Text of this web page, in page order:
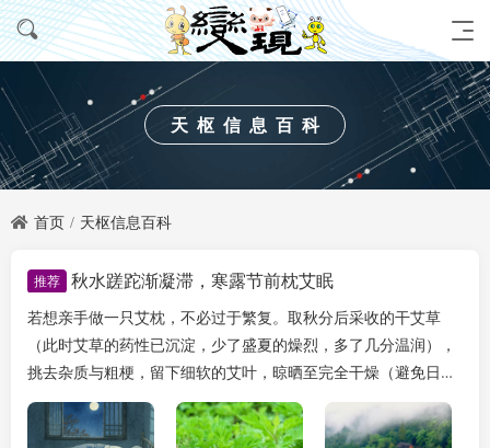
天枢信息百科
首页 天枢信息百科
推荐 秋水蹉跎渐凝滞，寒露节前枕艾眠
若想亲手做一只艾枕，不必过于繁复。取秋分后采收的干艾草
（此时艾草的药性已沉淀，少了盛夏的燥烈，多了几分温润），
挑去杂质与粗梗，留下细软的艾叶，晾晒至完全干燥（避免日后
受潮发霉），再混合少量晒干的陈皮或薰衣草（陈皮理气...